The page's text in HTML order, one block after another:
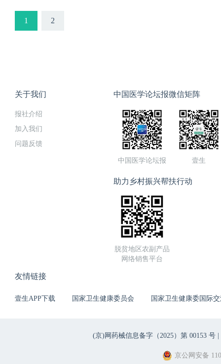
1 2
关于我们
报社介绍
加入我们
问题反馈
中国医学论坛报微信矩阵
中国医学论坛报 壹生
助力乡村振兴帮扶行动
脱贫地区农副产品
网络销售平台
友情链接
壹生APP下载 国家卫生健康委员会 国家卫生健康委国际
(京)网药械信息备字（2025）第 00153 号 |
京公网安备